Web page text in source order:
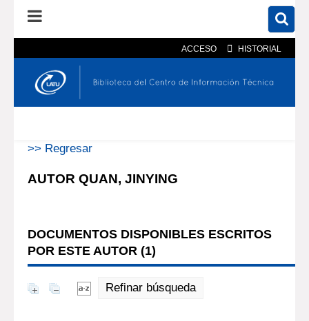
ACCESO HISTORIAL
En el catálogo En el sitio
>> Regresar
AUTOR QUAN, JINYING
DOCUMENTOS DISPONIBLES ESCRITOS
POR ESTE AUTOR (1)
Refinar búsqueda